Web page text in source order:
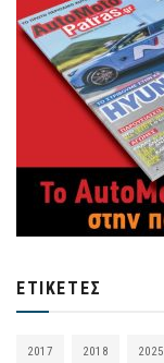
ΕΤΙΚΈΤΕΣ
2017 2018 2025